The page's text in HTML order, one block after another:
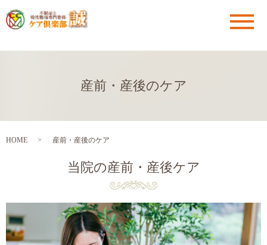
メ
産前・産後のケア
HOME 産前・産後のケア
当院の産前・産後ケア